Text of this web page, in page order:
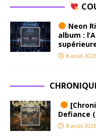
Neon
album :
8 août 2026
Defiance
8 août 2026